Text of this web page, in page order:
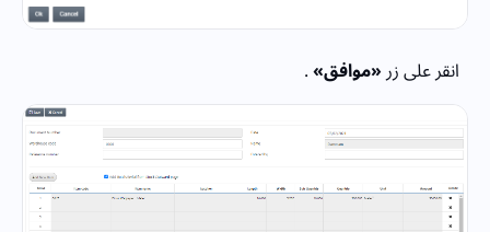
انقر على زر«موافق».